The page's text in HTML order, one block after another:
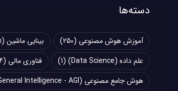
دسته‌ها
آموزش هوش مصنوعی (250) بینایی ماشین (Computer Vision)
علم داده (Data Science)
(1) فناوری مالی (164)
هوش جامع مصنوعی (Artificial General Intelligence - AGI)